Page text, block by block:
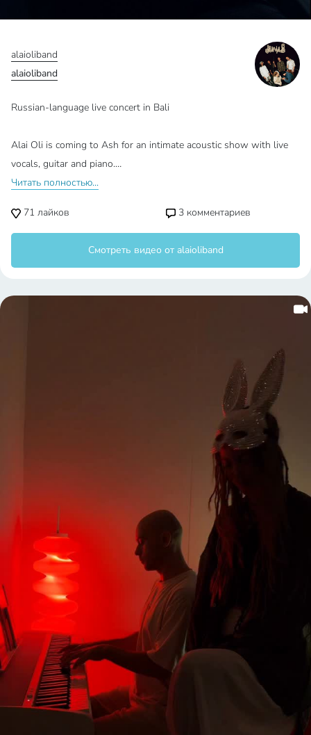
alaioliband
alaioliband
Russian-language live concert in Bali
Alai Oli is coming to Ash for an intimate acoustic show with live
vocals, guitar and piano.…
Читать полностью...
71 лайков 3 комментариев
Смотреть видео от alaioliband